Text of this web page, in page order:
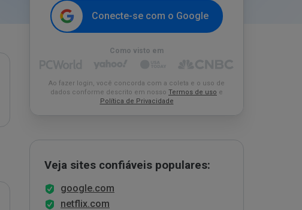
Conecte-se com o Google
Como visto em
Ao fazer login, você concorda com a coleta e o uso de
dados conforme descrito em nosso Termos de uso e
Política de Privacidade
Veja sites confiáveis populares:
google.com
netflix.com